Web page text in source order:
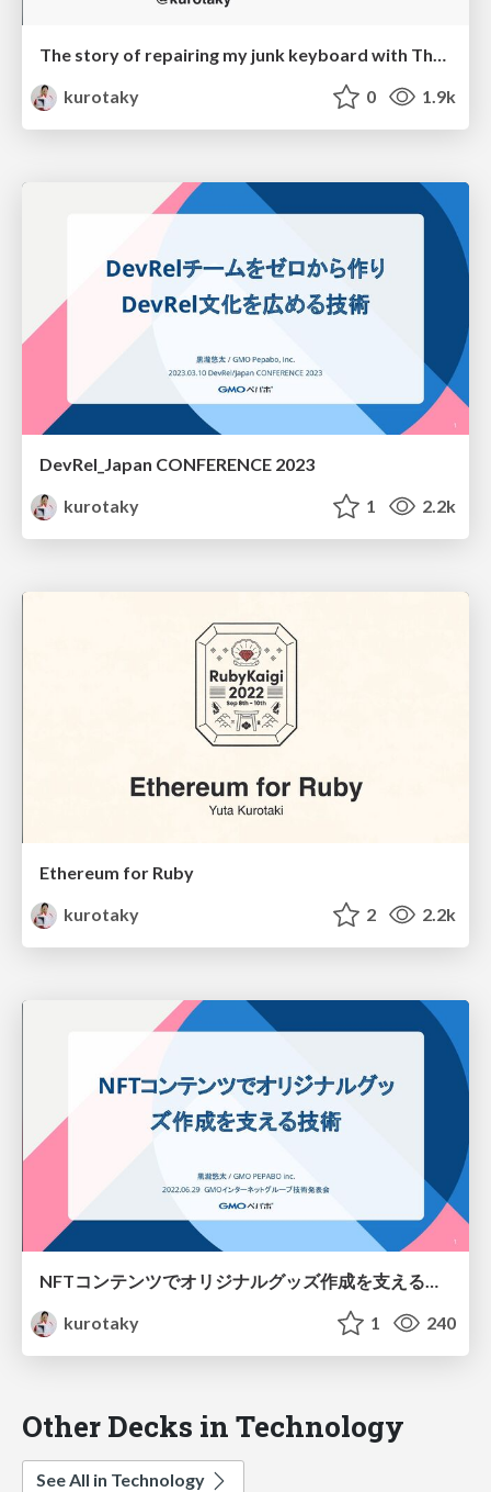
The story of repairing my junk keyboard with The kinT keyboard controller
kurotaky
0 1.9k
DevRel_Japan CONFERENCE 2023
kurotaky
1 2.2k
Ethereum for Ruby
kurotaky
2 2.2k
NFTコンテンツでオリジナルグッズ作成を支える技術
kurotaky
1 240
Other Decks in Technology
See All in Technology